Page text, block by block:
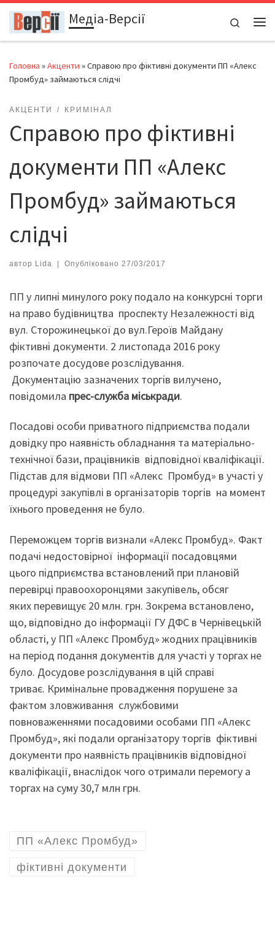
Перейти до вмістуМедіа-Версії
Search
Головна »Акценти »Справою про фіктивні документи ПП «Алекс
Промбуд» займаються слідчі
АКЦЕНТИ КРИМІНАЛ
Справою про фіктивні
документи ПП «Алекс
Промбуд» займаються
слідчі
автор Lida | Опубліковано 27/03/2017
ПП у липні минулого року подало на конкурсні торги
на право будівництва проспекту Незалежності від
вул. Сторожинецької до вул.Героїв Майдану
фіктивні документи. 2 листопада 2016 року
розпочате досудове розслідування.
Документацію зазначених торгів вилучено,
повідомила прес-служба міськради.
Посадові особи приватного підприємства подали
довідку про наявність обладнання та матеріально-
технічної бази, працівників відповідної кваліфікації.
Підстав для відмови ПП «Алекс Промбуд» в участі у
процедурі закупівлі в організаторів торгів на момент
їхнього проведення не було.
Переможцем торгів визнали «Алекс Промбуд». Факт
подачі недостовірної інформації посадовцями
цього підприємства встановлений при плановій
перевірці правоохоронцями закупівель, обсяг
яких перевищує 20 млн. грн. Зокрема встановлено,
що, відповідно до інформації ГУ ДФС в Чернівецькій
області, у ПП «Алекс Промбуд» жодних працівників
на період подання документів для участі у торгах не
було. Досудове розслідування в цій справі
триває. Кримінальне провадження порушене за
фактом зловживання службовими
повноваженнями посадовими особами ПП «Алекс
Промбуд», які подали організатору торгів фіктивні
документи про наявність працівників відповідної
кваліфікації, внаслідок чого отримали перемогу а
торгах на суму 30,7 млн грн.
ПП «Алекс Промбуд»
фіктивні документи